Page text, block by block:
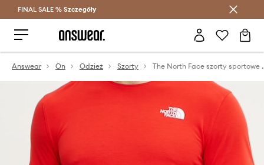
Oszczędzaj z Answear Club >
FINAL SALE % Szczegóły
Answear On Odzież Szorty The North